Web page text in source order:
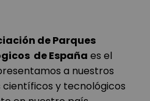
de Parques
de España es el
a nuestros
científicos y tecnológicos